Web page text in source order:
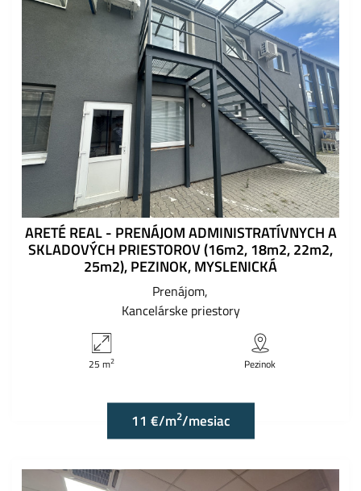
ARETÉ REAL - PRENÁJOM ADMINISTRATÍVNYCH A
SKLADOVÝCH PRIESTOROV (16m2, 18m2, 22m2,
25m2), PEZINOK, MYSLENICKÁ
Prenájom
Kancelárske priestory
25 m2 Pezinok
11 €/m2/mesiac